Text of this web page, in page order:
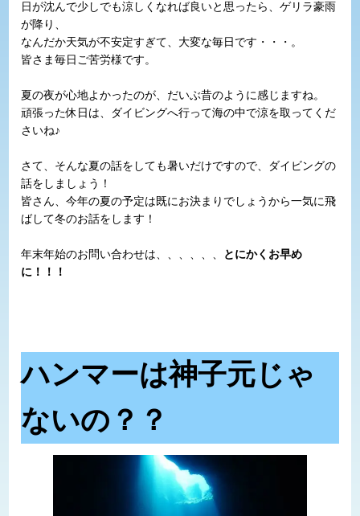
日が沈んで少しでも涼しくなれば良いと思ったら、ゲリラ豪雨
が降り、
なんだか天気が不安定すぎて、大変な毎日です・・・。
皆さま毎日ご苦労様です。
夏の夜が心地よかったのが、だいぶ昔のように感じますね。
頑張った休日は、ダイビングへ行って海の中で涼を取ってくだ
さいね♪
さて、そんな夏の話をしても暑いだけですので、ダイビングの
話をしましょう！
皆さん、今年の夏の予定は既にお決まりでしょうから一気に飛
ばして冬のお話をします！
年末年始のお問い合わせは、、、、、、
とにかくお早め
に！！！
ハンマーは神子元じゃ
ないの？？